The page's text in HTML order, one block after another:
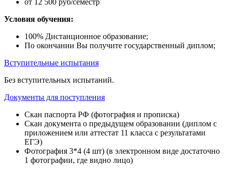
от 12 500 руб/семестр
Условия обучения:
100% Дистанционное образование;
По окончании Вы получите государственный диплом;
Вступительные испытания
Без вступительных испытаний.
Документы для поступления
Скан паспорта РФ (фотография и прописка)
Скан документа о предыдущем образовании (диплом с
приложением или аттестат 11 класса с результатами
ЕГЭ)
Фотография 3*4 (4 шт) (в электронном виде достаточно
1 фотографии, где видно лицо)